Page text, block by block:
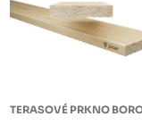
TERASOVÉ PRKNO